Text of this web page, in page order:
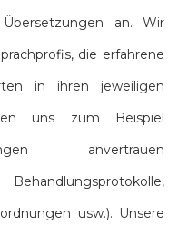
an. Wir
die erfahrene
in ihren jeweiligen
uns zum Beispiel
anvertrauen
usw.). Unsere